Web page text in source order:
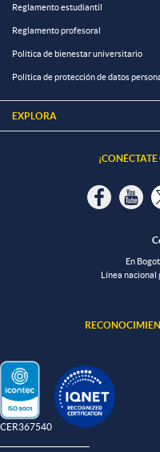
Reglamento estudiantil
Reglamento profesoral
Política de bienestar universitario
Política de protección de datos
EXPLORA
En
Línea nacional
CER367540